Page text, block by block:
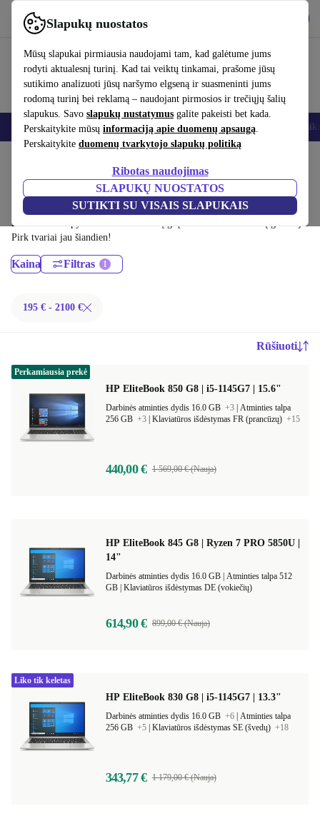
Slapukų nuostatos
Mūsų slapukai pirmiausia naudojami tam, kad galėtume jums
rodyti aktualesnį turinį. Kad tai veiktų tinkamai, prašome jūsų
sutikimo analizuoti jūsų naršymo elgseną ir suasmeninti jums
rodomą turinį bei reklamą – naudojant pirmosios ir trečiųjų šalių
slapukus. Savo slapukų nustatymus galite pakeisti bet kada.
Perskaitykite mūsų informaciją apie duomenų apsaugą.
Perskaitykite duomenų tvarkytojo slapukų politiką
Ribotas naudojimas
SLAPUKŲ NUOSTATOS
SUTIKTI SU VISAIS SLAPUKAIS
Naudok refurbed greitai ir paprastai
Išmanieji telefonai Nešiojamieji kompiuteriai Planšetės Išmanieji
HP nešiojamieji kompiuteriai:
Sertifikuoti profesionaliai atnaujinti HP nešiojamieji kompiuteriai iki
2100 € – sutaupyk iki 40 %. 30 dienų grąžinimai ir 12 mėnesių garantija.
Pirk tvariai jau šiandien!
Kaina Filtras
195 € - 2100 €
Rūšiuoti
HP EliteBook 850 G8 | i5-1145G7 | 15.6"
Darbinės atminties dydis 16.0 GB +3 Atminties talpa
256 GB +3 Klaviatūros išdėstymas FR (prancūzų) +15
440,00 € 1 569,00 € (Nauja)
Perkamiausia prekė
HP EliteBook 845 G8 | Ryzen 7 PRO 5850U |
14"
Atminties talpa 512
Klaviatūros išdėstymas DE (vokiečių)
614,90 € 899,00 € (Nauja)
HP EliteBook 830 G8 | i5-1145G7 | 13.3"
Darbinės atminties dydis 16.0 GB +6 Atminties talpa
256 GB +5 Klaviatūros išdėstymas SE (švedų) +18
343,77 € 1 179,00 € (Nauja)
Liko tik keletas